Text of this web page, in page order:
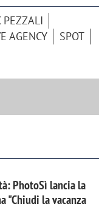
PEZZALI
AGENCY
SPOT
PhotoSì lancia la
"Chiudi la vacanza